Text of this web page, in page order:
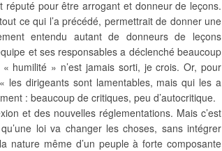
pour être arrogant et donneur de leçons.
ce qui l’a précédé, permettrait de donner une
entendu autant de donneurs de leçons
et ses responsables a déclenché beaucoup
humilité » n’est jamais sorti, je crois. Or, pour
les dirigeants sont lamentables, mais qui les a
: beaucoup de critiques, peu d’autocritique.
et des nouvelles réglementations. Mais c’est
loi va changer les choses, sans intégrer
nature même d’un peuple à forte composante